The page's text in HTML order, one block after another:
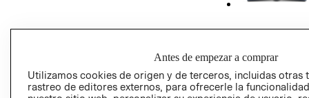
GIFT CARD
AVISO DE
Antes de empezar a comprar
Utilizamos cookies de origen y de terceros, incluidas otras
rastreo de editores externos, para ofrecerle la